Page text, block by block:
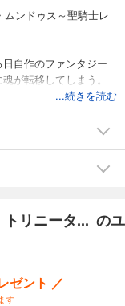
ンドゥス～聖騎士レ
自作のファンタジー
が転移してしまう。
襲われていた女傭兵ア
ことに。それを機
、知り尽くした小説
...続きを読む
リニータ... のユ
ゼント ／
す